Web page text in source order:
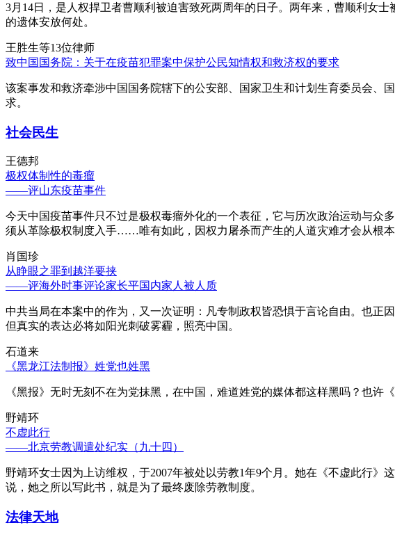
3月14日，是人权捍卫者曹顺利被迫害致死两周年的日子。两年来，曹顺利女
的遗体安放何处。
王胜生等13位律师
致中国国务院：关于在疫苗犯罪案中保护公民知情权和救济权的要求
该案事发和救济牵涉中国国务院辖下的公安部、国家卫生和计划生育委员会、
求。
社会民生
王德邦
极权体制性的毒瘤
——评山东疫苗事件
今天中国疫苗事件只不过是极权毒瘤外化的一个表征，它与历次政治运动与众
须从革除极权制度入手……唯有如此，因权力屠杀而产生的人道灾难才会从根本
肖国珍
从睁眼之罪到越洋要挟
——评海外时事评论家长平国内家人被人质
中共当局在本案中的作为，又一次证明：凡专制政权皆恐惧于言论自由。也正
但真实的表达必将如阳光刺破雾霾，照亮中国。
石道来
《黑龙江法制报》姓党也姓黑
《黑报》无时无刻不在为党抹黑，在中国，难道姓党的媒体都这样黑吗？也许
野靖环
不虚此行
——北京劳教调遣处纪实（九十四）
野靖环女士因为上访维权，于2007年被处以劳教1年9个月。她在《不虚此行
说，她之所以写此书，就是为了最终废除劳教制度。
法律天地